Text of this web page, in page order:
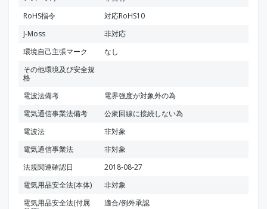
RoHS指令
対応RoHS10
J-Moss
非対応
環境自己主張マーク
なし
その他環境及び安全規
格
電波法備考
電界強度が対象外の為
電気通信事業法備考
公衆回線に接続しない為
電波法
非対象
電気通信事業法
非対象
法規関連確認日
2018-08-27
電気用品安全法(本体)
非対象
電気用品安全法(付属
適合/例外承認